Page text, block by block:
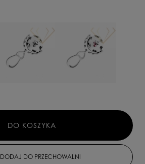
DO KOSZYKA
DODAJ DO PRZECHOWALNI